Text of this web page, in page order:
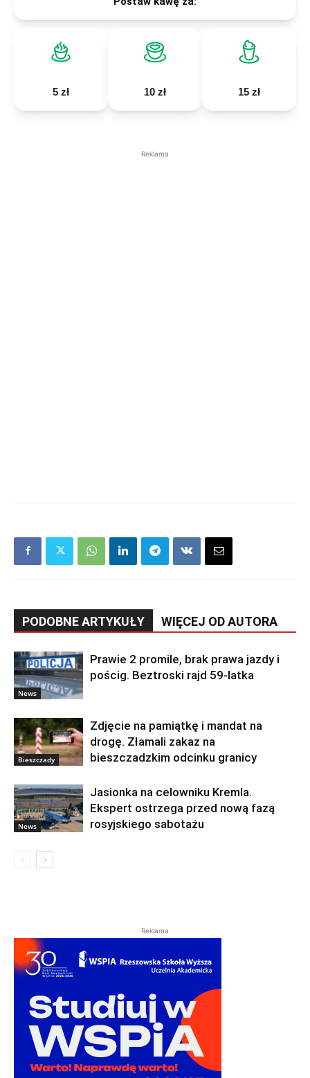
5 zł 10 zł 15 zł
Reklama
PODOBNE ARTYKUŁY WIĘCEJ OD AUTORA
News
Prawie 2 promile, brak prawa jazdy i
pościg. Beztroski rajd 59-latka
Bieszczady
Zdjęcie na pamiątkę i mandat na
drogę. Złamali zakaz na
bieszczadzkim odcinku granicy
News
Jasionka na celowniku Kremla.
Ekspert ostrzega przed nową fazą
rosyjskiego sabotażu
Reklama